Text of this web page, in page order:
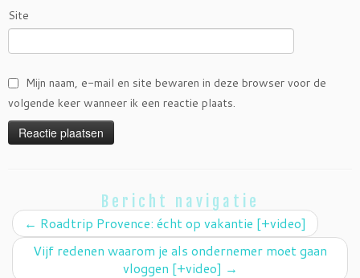
Site
Mijn naam, e-mail en site bewaren in deze browser voor de
volgende keer wanneer ik een reactie plaats.
Bericht navigatie
← Roadtrip Provence: écht op vakantie [+video]
Vijf redenen waarom je als ondernemer moet gaan
vloggen [+video] →